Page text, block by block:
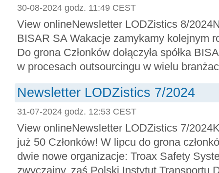
30-08-2024 godz. 11:49 CEST
View onlineNewsletter LODZistics 8/
BISAR SA Wakacje zamykamy kolejnym
Do grona Członków dołączyła spółka
w procesach outsourcingu w wielu
Newsletter LODZistics 7/2024
31-07-2024 godz. 12:53 CEST
View onlineNewsletter LODZistics 7/
już 50 Członków! W lipcu do grona
dwie nowe organizacje: Troax Safety
zwyczajny, zaś Polski Instytut Transportu